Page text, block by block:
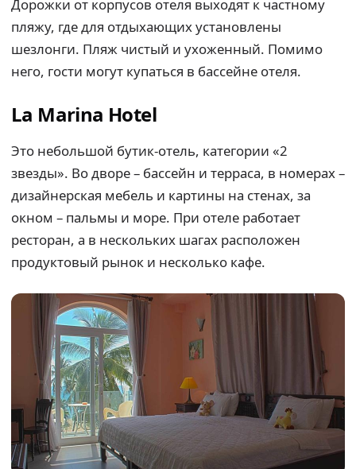
Дорожки от корпусов отеля выходят к частному
пляжу, где для отдыхающих установлены
шезлонги. Пляж чистый и ухоженный. Помимо
него, гости могут купаться в бассейне отеля.
La Marina Hotel
Это небольшой бутик-отель, категории «2
звезды». Во дворе – бассейн и терраса, в номерах –
дизайнерская мебель и картины на стенах, за
окном – пальмы и море. При отеле работает
ресторан, а в нескольких шагах расположен
продуктовый рынок и несколько кафе.